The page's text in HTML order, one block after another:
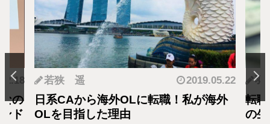
の
ド
若狭 遥 2019.05.22
日系CAから海外OLに転職！私が海外
OLを目指した理由
羽
転
の